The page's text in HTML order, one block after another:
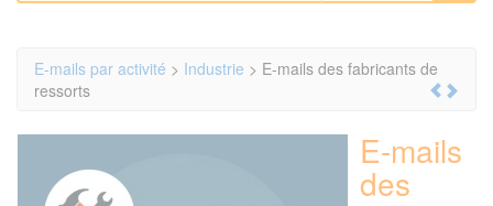
E-mails par activité > Industrie > E-mails des fabricants de
ressorts
E-mails
des